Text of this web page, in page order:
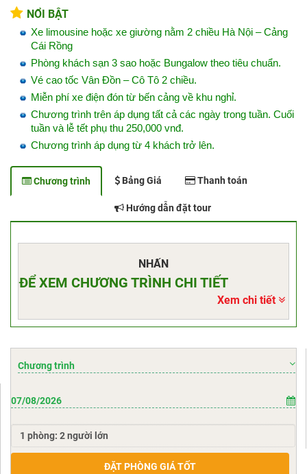
NỔI BẬT
Xe limousine hoặc xe giường nằm 2 chiều Hà Nội – Cảng
Cái Rồng
Phòng khách sạn 3 sao hoặc Bungalow theo tiêu chuẩn.
Vé cao tốc Vân Đồn – Cô Tô 2 chiều.
Miễn phí xe điện đón từ bến cảng về khu nghỉ.
Chương trình trên áp dụng tất cả các ngày trong tuần. Cuối
tuần và lễ tết phụ thu 250,000 vnđ.
Chương trình áp dụng từ 4 khách trở lên.
Chương trình Bảng Giá Thanh toán
Hướng dẫn đặt tour
NHẤN
ĐỂ XEM CHƯƠNG TRÌNH CHI TIẾT
Xem chi tiết
Chương trình
ĐẶT PHÒNG GIÁ TỐT